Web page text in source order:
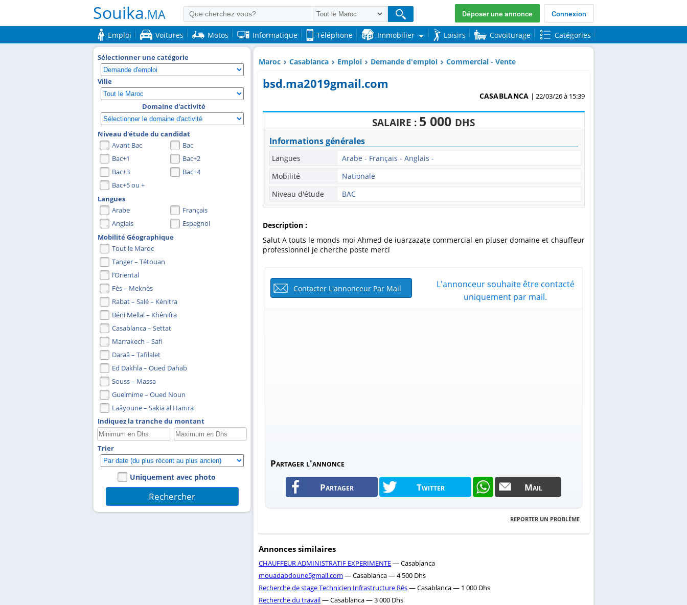
Souika.MA Déposer une annonce Connexion
Emploi Voitures Motos Informatique Téléphone Immobilier Loisirs Covoiturage Catégories
Sélectionner une catégorie
Ville
Domaine d'activité
Niveau d'étude du candidat
Avant Bac
Bac
Bac+1
Bac+2
Bac+3
Bac+4
Bac+5 ou +
Langues
Arabe
Français
Anglais
Espagnol
Mobilité Géographique
Tout le Maroc
Tanger – Tétouan
l’Oriental
Fès – Meknès
Rabat – Salé – Kénitra
Béni Mellal – Khénifra
Casablanca – Settat
Marrakech – Safi
Daraâ – Tafilalet
Ed Dakhla – Oued Dahab
Souss – Massa
Guelmime – Oued Noun
Laâyoune – Sakia al Hamra
Indiquez la tranche du montant
Trier
Uniquement avec photo
Maroc Casablanca Emploi Demande d'emploi Commercial - Vente
bsd.ma2019gmail.com
CASABLANCA | 22/03/26 à 15:39
SALAIRE : 5 000 DHS
Informations générales
Langues
Arabe - Français - Anglais -
Mobilité
Nationale
Niveau d'étude
BAC
Description :
salut A touts le monds moi Ahmed de iuarzazate commercial en pluser domaine et chauffeur
professionnel je cherche poste merci
Contacter L'annonceur Par Mail
L'annonceur souhaite être contacté
uniquement par mail.
Partager l'annonce
Partager Twitter Mail
REPORTER UN PROBLÈME
Annonces similaires
CHAUFFEUR ADMINISTRATIF EXPERIMENTE— Casablanca
mouadabdoune5gmail.com — Casablanca — 4 500 Dhs
Recherche de stage Technicien Infrastructure Rés— Casablanca — 1 000 Dhs
Recherche du travail— Casablanca — 3 000 Dhs